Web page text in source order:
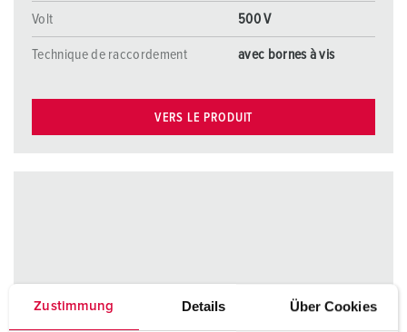
Zustimmung Details Über Cookies
Volt 500 V
Technique de raccordement avec bornes à vis
VERS LE PRODUIT